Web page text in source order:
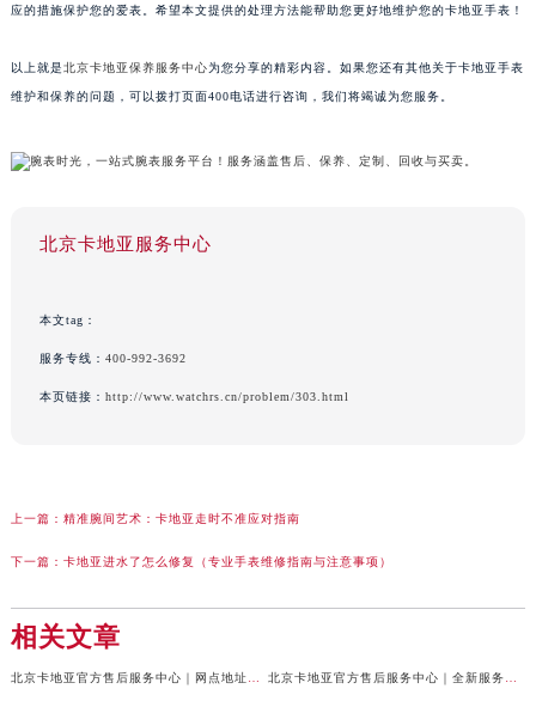
应的措施保护您的爱表。希望本文提供的处理方法能帮助您更好地维护您的卡地亚手表！
以上就是北京卡地亚保养服务中心为您分享的精彩内容。如果您还有其他关于卡地亚手表
维护和保养的问题，可以拨打页面400电话进行咨询，我们将竭诚为您服务。
北京卡地亚服务中心
本文tag：
服务专线： 400-992-3692
本页链接： http://www.watchrs.cn/problem/303.html
上一篇： 精准腕间艺术：卡地亚走时不准应对指南
下一篇： 卡地亚进水了怎么修复（专业手表维修指南与注意事项）
相关文章